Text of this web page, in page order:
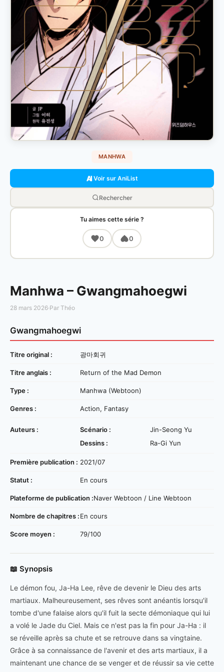
MANHWA
Voir sur AniList
Rechercher
Tu aimes cette série ?
0 0
Manhwa – Gwangmahoegwi
28 mars 2026·Par Théo
Gwangmahoegwi
Titre original : 광마회귀
Titre anglais : Return of the Mad Demon
Type : Manhwa (Webtoon)
Genres : Action, Fantasy
Auteurs : Scénario :
Jin-Seong Yu
Dessins :
Ra-Gi Yun
Première publication : 2021/07
Statut : En cours
Plateforme de publication :Naver Webtoon / Line Webtoon
Nombre de chapitres :En cours
Score moyen : 79/100
📖 Synopsis
Le démon fou, Ja-Ha Lee, rêve de devenir le Dieu des arts
martiaux. Malheureusement, ses rêves sont anéantis lorsqu'il
tombe d'une falaise alors qu'il fuit la secte démoniaque qui lui
a volé le Jade du Ciel. Mais ce n'est pas la fin pour Ja-Ha : il
se réveille après sa chute et se retrouve dans sa vingtaine.
Grâce à sa connaissance de l'avenir et des arts martiaux, il a
maintenant une chance de se venger et de réussir sa vie cette